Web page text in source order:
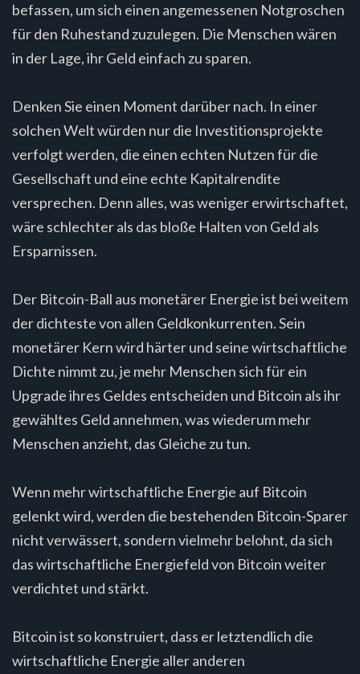
befassen, um sich einen angemessenen Notgroschen
für den Ruhestand zuzulegen. Die Menschen wären
in der Lage, ihr Geld einfach zu sparen.
Denken Sie einen Moment darüber nach. In einer
solchen Welt würden nur die Investitionsprojekte
verfolgt werden, die einen echten Nutzen für die
Gesellschaft und eine echte Kapitalrendite
versprechen. Denn alles, was weniger erwirtschaftet,
wäre schlechter als das bloße Halten von Geld als
Ersparnissen.
Der Bitcoin-Ball aus monetärer Energie ist bei weitem
der dichteste von allen Geldkonkurrenten. Sein
monetärer Kern wird härter und seine wirtschaftliche
Dichte nimmt zu, je mehr Menschen sich für ein
Upgrade ihres Geldes entscheiden und Bitcoin als ihr
gewähltes Geld annehmen, was wiederum mehr
Menschen anzieht, das Gleiche zu tun.
Wenn mehr wirtschaftliche Energie auf Bitcoin
gelenkt wird, werden die bestehenden Bitcoin-Sparer
nicht verwässert, sondern vielmehr belohnt, da sich
das wirtschaftliche Energiefeld von Bitcoin weiter
verdichtet und stärkt.
Bitcoin ist so konstruiert, dass er letztendlich die
wirtschaftliche Energie aller anderen